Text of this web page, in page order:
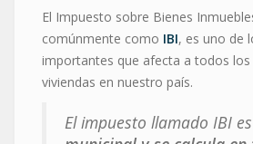
El Impuesto sobre Bienes
comúnmente como IBI, es uno de
importantes que afecta a todos
viviendas en nuestro país.
El impuesto llamado IBI es